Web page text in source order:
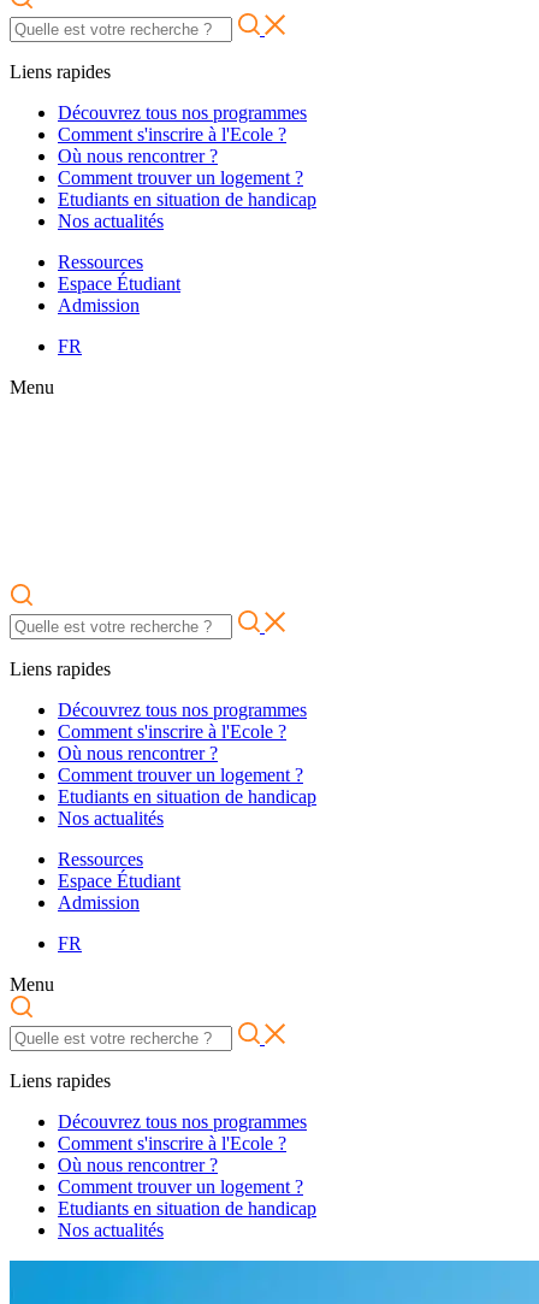
Liens rapides
Découvrez tous nos programmes
Comment s'inscrire à l'Ecole ?
Où nous rencontrer ?
Comment trouver un logement ?
Etudiants en situation de handicap
Nos actualités
Ressources
Espace Étudiant
Admission
FR
Menu
Liens rapides
Découvrez tous nos programmes
Comment s'inscrire à l'Ecole ?
Où nous rencontrer ?
Comment trouver un logement ?
Etudiants en situation de handicap
Nos actualités
Ressources
Espace Étudiant
Admission
FR
Menu
Liens rapides
Découvrez tous nos programmes
Comment s'inscrire à l'Ecole ?
Où nous rencontrer ?
Comment trouver un logement ?
Etudiants en situation de handicap
Nos actualités